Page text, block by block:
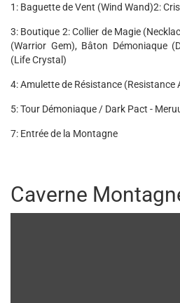
1: Baguette de Vent (Wind Wand)2:
3: Boutique 2: Collier de Magie
(Warrior Gem), Bâton Démoniaque
(Life Crystal)
4: Amulette de Résistance (Resistance
5: Tour Démoniaque / Dark Pact -
7: Entrée de la Montagne
Caverne